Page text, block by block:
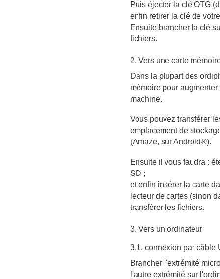
Puis éjecter la clé OTG
enfin retirer la clé de
Ensuite brancher la clé
fichiers.
2. Vers une carte
Dans la plupart des
mémoire pour
machine.
Vous pouvez transférer
emplacement de
(Amaze, sur Android®).
Ensuite il vous faudra :
SD ;
et enfin insérer la carte
lecteur de cartes (sinon
transférer les fichiers.
3. Vers un ordinateur
3.1. connexion par câble
Brancher l'extrémité
l'autre extrémité sur